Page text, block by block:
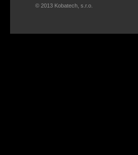
© 2013 Kobatech, s.r.o.